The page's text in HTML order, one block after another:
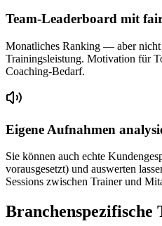
Team-Leaderboard mit
Monatliches Ranking — aber nicht
Trainingsleistung. Motivation für
Coaching-Bedarf.
Eigene Aufnahmen
Sie können auch echte
vorausgesetzt) und auswerten
Sessions zwischen Trainer und
Branchenspezifische